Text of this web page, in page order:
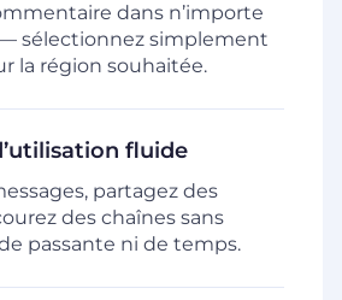
dans n’importe
sélectionnez simplement
la région souhaitée.
fluide
partagez des
des chaînes sans
passante ni de temps.